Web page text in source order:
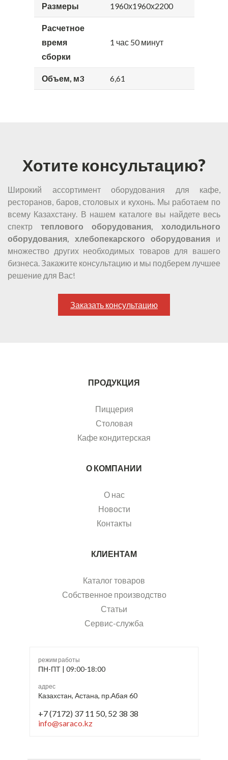
Размеры 1960х1960х2200
Расчетное
время
сборки
1 час 50 минут
Объем, м3 6,61
Хотите консультацию?
Широкий ассортимент оборудования для кафе,
ресторанов, баров, столовых и кухонь. Мы работаем по
всему Казахстану. В нашем каталоге вы найдете весь
спектр теплового оборудования, холодильного
оборудования, хлебопекарского оборудования и
множество других необходимых товаров для вашего
бизнеса. Закажите консультацию и мы подберем лучшее
решение для Вас!
Заказать консультацию
ПРОДУКЦИЯ
Пиццерия
Столовая
Кафе кондитерская
О КОМПАНИИ
О нас
Новости
Контакты
КЛИЕНТАМ
Каталог товаров
Собственное производство
Статьи
Сервис-служба
режим работы
ПН-ПТ | 09:00-18:00
адрес
Казахстан, Астана, пр.Абая 60
+7 (7172) 37 11 50, 52 38 38
info@saraco.kz